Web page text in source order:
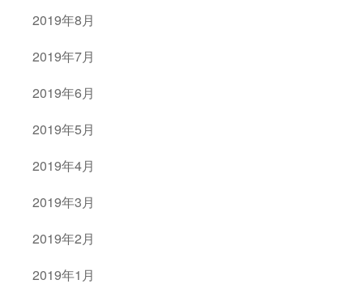
2019年8月
2019年7月
2019年6月
2019年5月
2019年4月
2019年3月
2019年2月
2019年1月